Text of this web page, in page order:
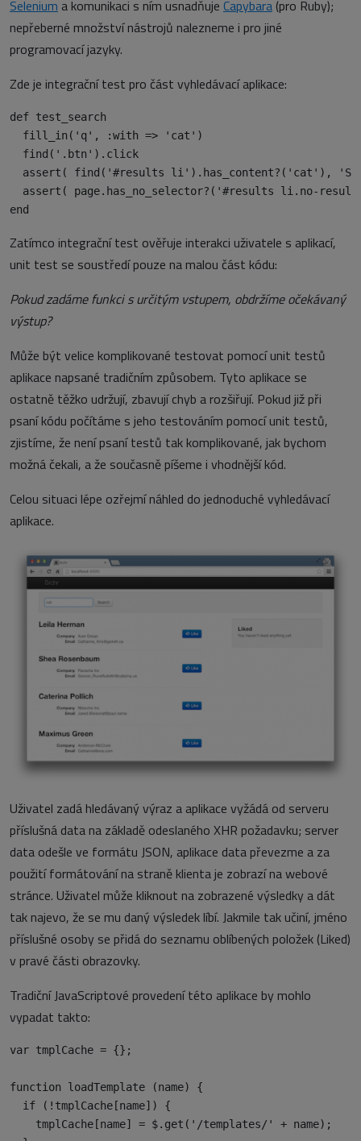
Selenium a komunikaci s ním usnadňuje Capybara (pro Ruby);
nepřeberné množství nástrojů nalezneme i pro jiné
programovací jazyky.
Zde je integrační test pro část vyhledávací aplikace:
def test_search
  fill_in('q', :with => 'cat')
  find('.btn').click
assert( find('#results li').has_content?('cat'),
assert( page.has_no_selector?('#results li.no-
Zatímco integrační test ověřuje interakci uživatele s aplikací,
unit test se soustředí pouze na malou část kódu:
Pokud zadáme funkci s určitým vstupem, obdržíme očekávaný
výstup?
Může být velice komplikované testovat pomocí unit testů
aplikace napsané tradičním způsobem. Tyto aplikace se
ostatně těžko udržují, zbavují chyb a rozšiřují. Pokud již při
psaní kódu počítáme s jeho testováním pomocí unit testů,
zjistíme, že není psaní testů tak komplikované, jak bychom
možná čekali, a že současně píšeme i vhodnější kód.
Celou situaci lépe ozřejmí náhled do jednoduché vyhledávací
aplikace.
Uživatel zadá hledávaný výraz a aplikace vyžádá od serveru
příslušná data na základě odeslaného XHR požadavku; server
data odešle ve formátu JSON, aplikace data převezme a za
použití formátování na straně klienta je zobrazí na webové
stránce. Uživatel může kliknout na zobrazené výsledky a dát
tak najevo, že se mu daný výsledek líbí. Jakmile tak učiní, jméno
příslušné osoby se přidá do seznamu oblíbených položek (Liked)
v pravé části obrazovky.
Tradiční JavaScriptové provedení této aplikace by mohlo
vypadat takto:
var tmplCache = {};
function loadTemplate (name) {
  if (!tmplCache[name]) {
    tmplCache[name] = $.get('/templates/' + name);